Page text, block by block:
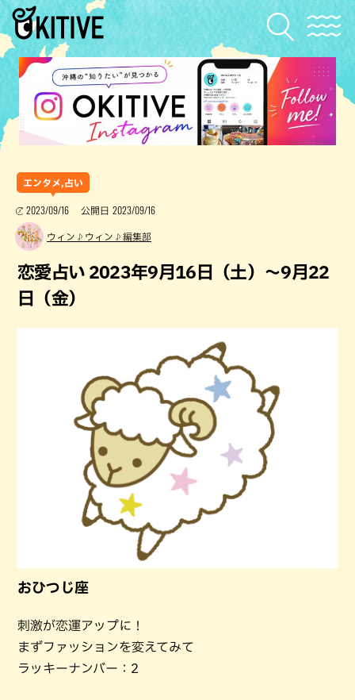
エンタメ,占い
2023/09/16 公開日 2023/09/16
ウィン♪ウィン♪編集部
恋愛占い 2023年9月16日（土）～9月22
日（金）
おひつじ座
刺激が恋運アップに！
まずファッションを変えてみて
ラッキーナンバー：2